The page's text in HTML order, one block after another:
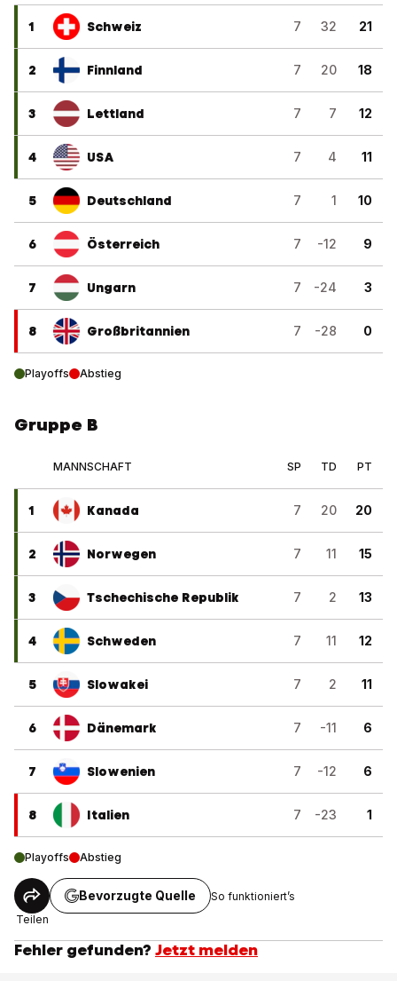
1 Schweiz 7 32 21
2 Finnland 7 20 18
3 Lettland 7 7 12
4 USA 7 4 11
5 Deutschland 7 1 10
6 Österreich 7 -12 9
7 Ungarn 7 -24 3
8 Großbritannien 7 -28 0
Playoffs Abstieg
Gruppe B
MANNSCHAFT SP TD PT
1 Kanada 7 20 20
2 Norwegen 7 11 15
3 Tschechische Republik 7 2 13
4 Schweden 7 11 12
5 Slowakei 7 2 11
6 Dänemark 7 -11 6
7 Slowenien 7 -12 6
8 Italien 7 -23 1
Playoffs Abstieg
Teilen
Bevorzugte Quelle So funktioniert’s
Fehler gefunden? Jetzt melden